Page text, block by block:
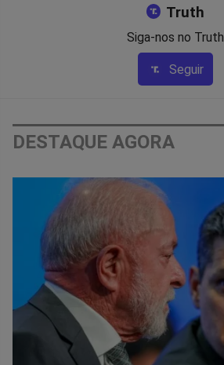
Truth
Siga-nos no Truth
Seguir
DESTAQUE AGORA